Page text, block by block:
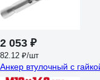
2 053 ₽
82.12 ₽/шт
Анкер втулочный с